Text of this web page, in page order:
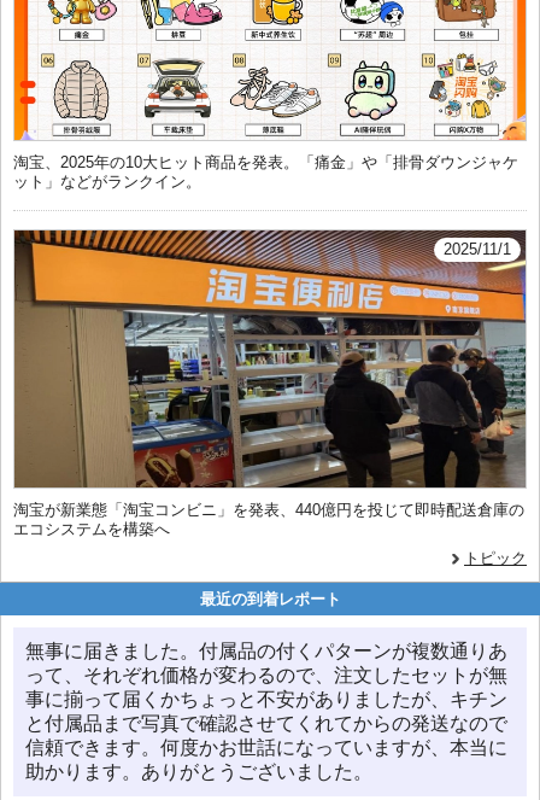
淘宝、2025年の10大ヒット商品を発表。「痛金」や「排骨ダウンジャケ
ット」などがランクイン。
2025/11/1
淘宝が新業態「淘宝コンビニ」を発表、440億円を投じて即時配送倉庫の
エコシステムを構築へ
トピック
最近の到着レポート
無事に届きました。付属品の付くパターンが複数通りあ
って、それぞれ価格が変わるので、注文したセットが無
事に揃って届くかちょっと不安がありましたが、キチン
と付属品まで写真で確認させてくれてからの発送なので
信頼できます。何度かお世話になっていますが、本当に
助かります。ありがとうございました。